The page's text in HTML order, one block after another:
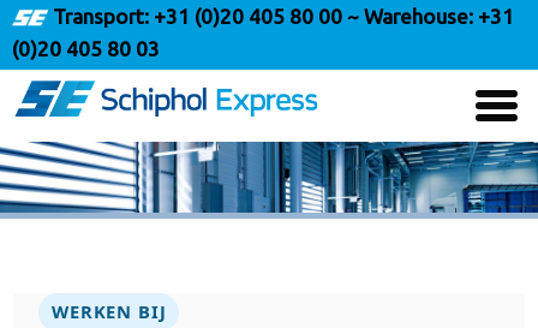
Transport: +31 (0)20 405 80 00 ~ Warehouse: +31
(0)20 405 80 03
WERKEN BIJ